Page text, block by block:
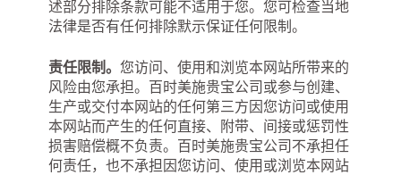
述部分排除条款可能不适用于您。您可检查当地
法律是否有任何排除默示保证任何限制。
责任限制。 您访问、使用和浏览本网站所带来的
风险由您承担。百时美施贵宝公司或参与创建、
生产或交付本网站的任何第三方因您访问或使用
本网站而产生的任何直接、附带、间接或惩罚性
损害赔偿概不负责。百时美施贵宝公司不承担任
何责任，也不承担因您访问、使用或浏览本网站